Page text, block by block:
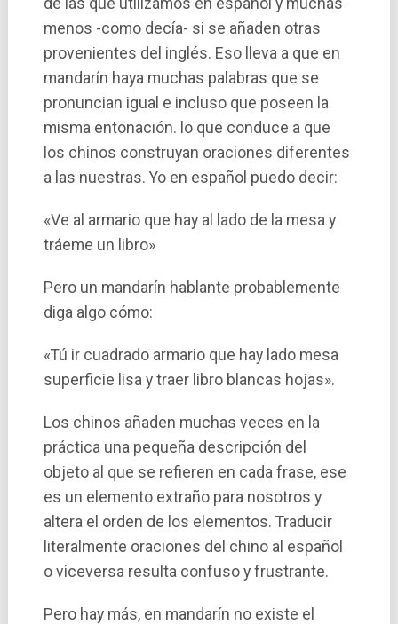
menos -como decí­a- si se añaden otras
provenientes del inglés. Eso lleva a que en
mandarí­n haya muchas palabras que se
pronuncian igual e incluso que poseen la
misma entonación. lo que conduce a que
los chinos construyan oraciones diferentes
a las nuestras. Yo en español puedo decir:
«Ve al armario que hay al lado de la mesa y
tráeme un libro»
Pero un mandarí­n hablante probablemente
diga algo cómo:
«Tú ir cuadrado armario que hay lado mesa
superficie lisa y traer libro blancas hojas».
Los chinos añaden muchas veces en la
práctica una pequeña descripción del
objeto al que se refieren en cada frase, ese
es un elemento extraño para nosotros y
altera el orden de los elementos. Traducir
literalmente oraciones del chino al español
o viceversa resulta confuso y frustrante.
Pero hay más, en mandarí­n no existe el